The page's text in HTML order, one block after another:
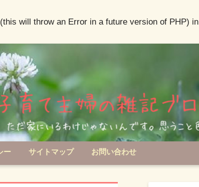
will throw an Error in a future version of PHP) in
ー サイトマップ お問い合わせ